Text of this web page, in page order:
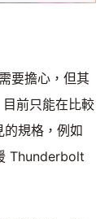
要擔心，但其
前只能在比較
規格，例如
Thunderbolt